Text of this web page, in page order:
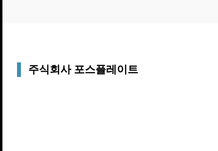
주식회사 포스플레이트